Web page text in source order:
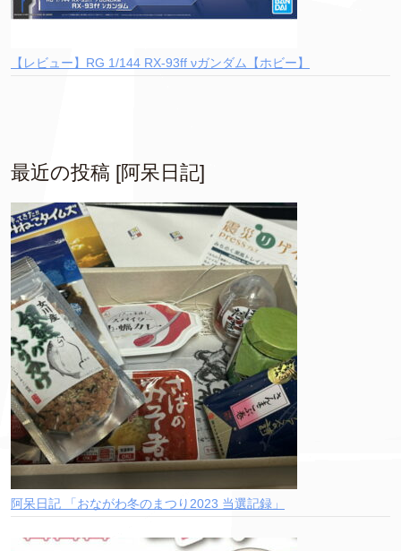
【レビュー】RG 1/144 RX-93ff νガンダム【ホビー】
最近の投稿 [阿呆日記]
阿呆日記 「おながわ冬のまつり2023 当選記録」